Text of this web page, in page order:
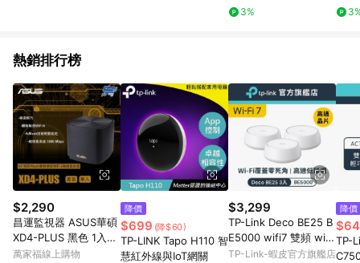
3%
熱銷排行榜
$2,290
昌運監視器 ASUS華碩
XD4-PLUS 黑色 1入
(單入)一入 AX1800 M
萬家福線上購物
降價
$699 (降$60)
TP-LINK Tapo H110 智
慧紅外線與IoT網關
$3,299
TP-Link Deco BE25 B
E5000 wifi7 雙頻 wifi
分享器 2.5Gbps(極速
TP-Link-蝦皮官方旗艦店
降價
TP-